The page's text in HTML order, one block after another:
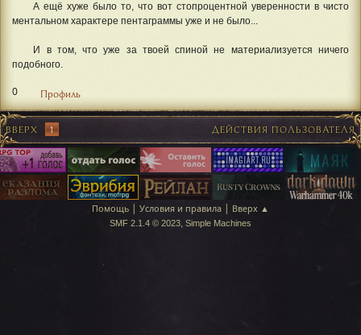
А ещё хуже было то, что вот стопроцентной уверенности в чисто
ментальном характере пентаграммы уже и не было...
И в том, что уже за твоей спиной не материализуется ничего
подобного.
0 Профиль
ВВЕРХ 1 ДЕЙСТВИЯ ПОЛЬЗОВАТЕЛЯ
Помощь | Условия и правила | Вверх ▲
SMF 2.1.4 © 2023, Simple Machines